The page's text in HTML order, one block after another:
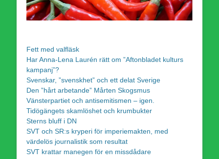
Fett med valfläsk
Har Anna-Lena Laurén rätt om ”Aftonbladet kulturs
kampanj”?
Svenskar, ”svenskhet” och ett delat Sverige
Den ”hårt arbetande” Mårten Skogsmus
Vänsterpartiet och antisemitismen – igen.
Tidögängets skamlöshet och krumbukter
Sterns bluff i DN
SVT och SR:s kryperi för imperiemakten, med
värdelös journalistik som resultat
SVT krattar manegen för en missdådare